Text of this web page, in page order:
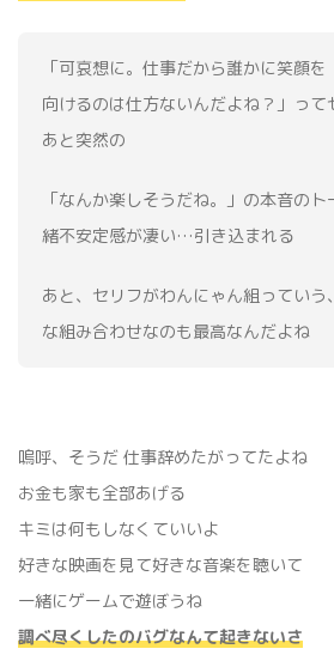
‬‪「可哀想に。仕事だから誰かに笑顔を
向けるのは仕方ないんだよね？」って
あと突然の
「なんか楽しそうだね。」の本音のト
緒不安定感が凄い…引き込まれる
あと、セリフがわんにゃん組っていう
な組み合わせなのも最高なんだよね
嗚呼、そうだ 仕事辞めたがってたよね
お金も家も全部あげる
キミは何もしなくていいよ
好きな映画を見て好きな音楽を聴いて
一緒にゲームで遊ぼうね
調べ尽くしたのバグなんて起きないさ